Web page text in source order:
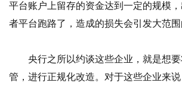
平台账户上留存的资金达到一定的规模
者平台跑路了，造成的损失会引发大范围
央行之所以约谈这些企业，就是想要
管，进行正规化改造。对于这些企业来